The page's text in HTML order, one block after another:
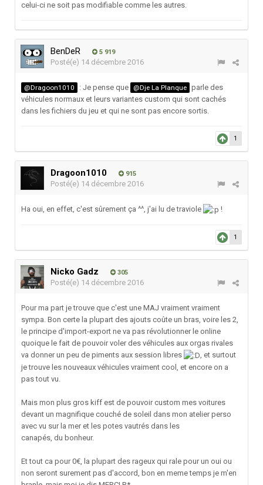
celui-ci ne soit pas modifiable comme les autres.
BenDeR 5 919
Posté(e) 14 décembre 2016
@Dragoon1010 : Je pense que @Dje La Planque parle des
véhicules normaux et leurs variantes custom qui sont cachés
dans les fichiers du jeu et qui ne sont pas encore sortis.
1
Dragoon1010 915
Posté(e) 14 décembre 2016
Ha oui, en effet, c'est sûrement ça ^^, j'ai lu de traviole !
1
Nicko Gadz 305
Posté(e) 14 décembre 2016
Pour ma part je trouve que c'est une MAJ vraiment vraiment
sympa. Bon certe la plupart des ajouts coûte un bras, voire les 2,
le principe d'import-export ne va pas révolutionner le online
quoique le fait de pouvoir voler des véhicules aux orgas rivales
va donner un peu de piments aux session libres
, et surtout
je trouve les nouveaux véhicules vraiment cool, et encore on a
pas tout vu.
Mais mon plus gros kiff est de pouvoir custom mes voitures
devant un magnifique couché de soleil dans mon atelier perso
avec vu sur la mer et les potes vautrés dans les
canapés, du bonheur.
Et tout ca pour 0€, la plupart des rageux qui rale pour un oui ou
non seront surement pas d'accord, bon en meme temps je m'en